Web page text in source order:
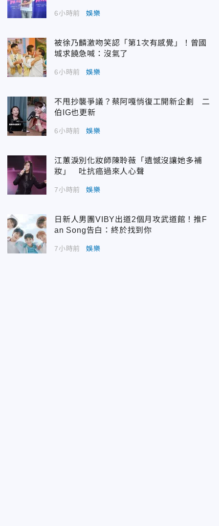
6小時前 娛樂
被徐乃麟激吻笑認「第1次有感覺」！曾國
城求饒急喊：沒氣了
6小時前 娛樂
不甩抄襲爭議？蔡阿嘎悄復工開新企劃 二
伯IG也更新
6小時前 娛樂
江蕙淚別化妝師陳聆薇「遺憾沒讓她多補
妝」 吐抗癌過來人心聲
7小時前 娛樂
日新人男團VIBY出道2個月攻武道館！推F
an Song告白：終於找到你
7小時前 娛樂